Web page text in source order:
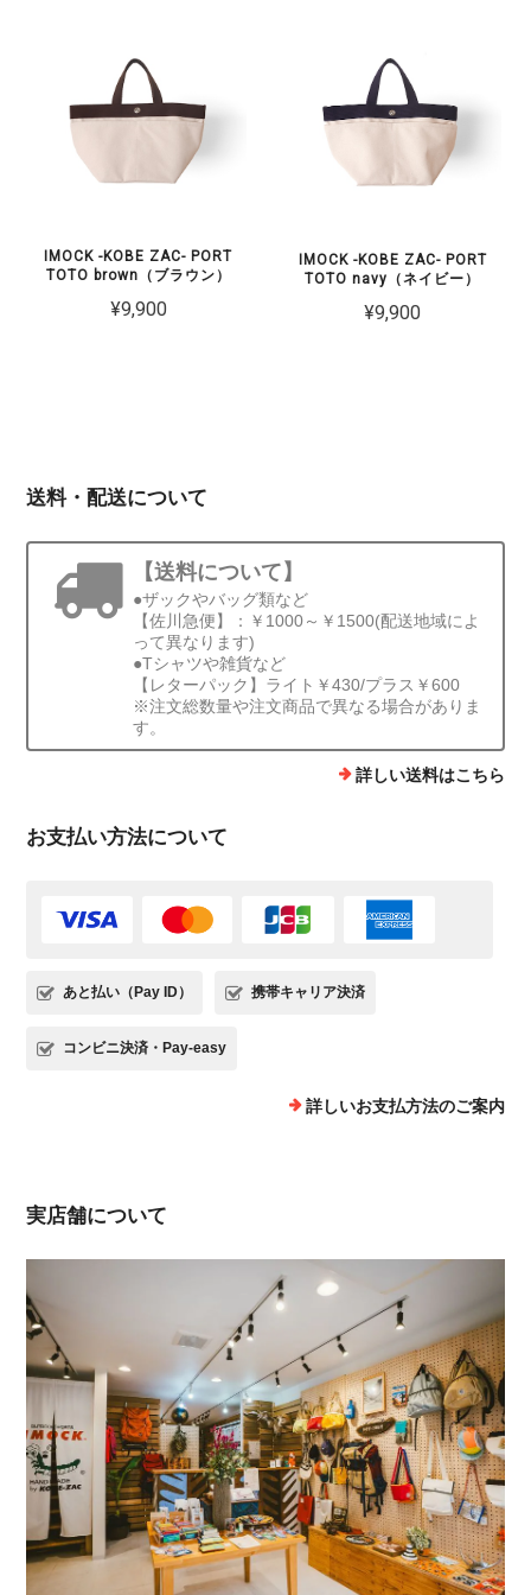
IMOCK -KOBE ZAC- PORT
TOTO brown（ブラウン）
¥9,900
IMOCK -KOBE ZAC- PORT
TOTO navy（ネイビー）
¥9,900
送料・配送について
【送料について】
●ザックやバッグ類など
【佐川急便】：￥1000～￥1500(配送地域によ
って異なります)
●Tシャツや雑貨など
【レターパック】ライト￥430/プラス￥600
※注文総数量や注文商品で異なる場合がありま
す。
詳しい送料はこちら
お支払い方法について
あと払い（Pay ID） 携帯キャリア決済
コンビニ決済・Pay-easy
詳しいお支払方法のご案内
実店舗について